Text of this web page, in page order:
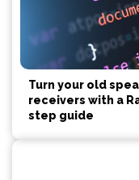
Turn your old
receivers with a
step guide